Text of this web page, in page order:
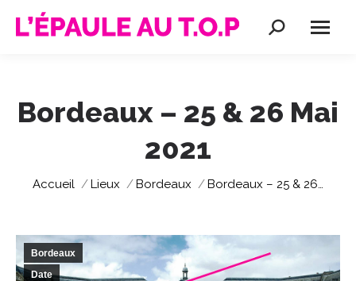
Recherche
Bordeaux – 25 & 26 Mai
2021
Vous êtes ici :
Accueil Lieux Bordeaux Bordeaux – 25 & 26…
Bordeaux
Date